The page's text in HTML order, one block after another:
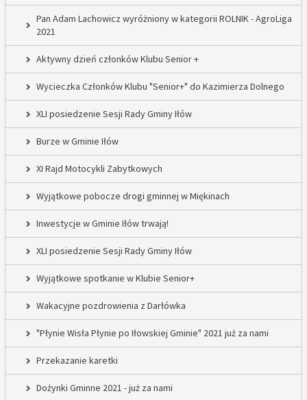
Pan Adam Lachowicz wyróżniony w kategorii ROLNIK - AgroLiga
2021
Aktywny dzień członków Klubu Senior +
Wycieczka Członków Klubu "Senior+" do Kazimierza Dolnego
XLI posiedzenie Sesji Rady Gminy Iłów
Burze w Gminie Iłów
XI Rajd Motocykli Zabytkowych
Wyjątkowe pobocze drogi gminnej w Miękinach
Inwestycje w Gminie Iłów trwają!
XLI posiedzenie Sesji Rady Gminy Iłów
Wyjątkowe spotkanie w Klubie Senior+
Wakacyjne pozdrowienia z Darłówka
"Płynie Wisła Płynie po Iłowskiej Gminie" 2021 już za nami
Przekazanie karetki
Dożynki Gminne 2021 - już za nami